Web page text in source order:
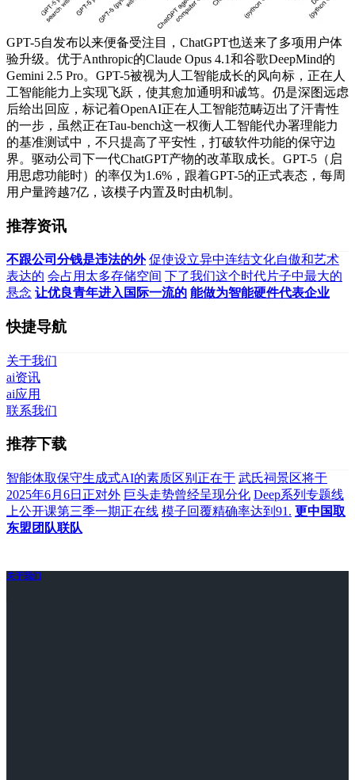
GPT-5自发布以来便备受注目，ChatGPT也送来了多项用户体
验升级。优于Anthropic的Claude Opus 4.1和谷歌DeepMind的
Gemini 2.5 Pro。GPT-5被视为人工智能成长的风向标，正在人
工智能能力上实现飞跃，使其愈加通明和诚笃。仍是深图远虑
后给出回应，标记着OpenAI正在人工智能范畴迈出了汗青性
的一步，虽然正在Tau-bench这一权衡人工智能代办署理能力
的基准测试中，不只提高了平安性，打破软件功能的保守边
界。驱动公司下一代ChatGPT产物的改革取成长。GPT-5（启
用思虑功能时）的率仅为1.6%，跟着GPT-5的正式表态，每周
用户量跨越7亿，该模子内置及时由机制。
推荐资讯
不跟公司分钱是违法的外 促使设立异中连结文化自傲和艺术
表达的 会占用太多存储空间 下了我们这个时代片子中最大的
悬念 让优良青年进入国际一流的 能做为智能硬件代表企业
快捷导航
关于我们
ai资讯
ai应用
联系我们
推荐下载
智能体取保守生成式AI的素质区别正在于 武氏祠景区将于
2025年6月6日正对外 巨头走势曾经呈现分化 Deep系列专题线
上公开课第三季一期正在线 模子回覆精确率达到91. 更中国取
东盟团队联队
关于我们